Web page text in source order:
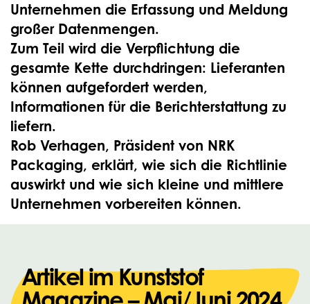
Unternehmen die Erfassung und Meldung
großer Datenmengen.
Zum Teil wird die Verpflichtung die
gesamte Kette durchdringen: Lieferanten
können aufgefordert werden,
Informationen für die Berichterstattung zu
liefern.
Rob Verhagen, Präsident von NRK
Packaging, erklärt, wie sich die Richtlinie
auswirkt und wie sich kleine und mittlere
Unternehmen vorbereiten können.
Artikel im Kunststof